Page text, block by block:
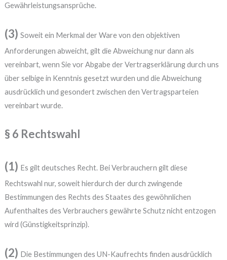
Gewährleistungsansprüche.
(3) Soweit ein Merkmal der Ware von den objektiven
Anforderungen abweicht, gilt die Abweichung nur dann als
vereinbart, wenn Sie vor Abgabe der Vertragserklärung durch uns
über selbige in Kenntnis gesetzt wurden und die Abweichung
ausdrücklich und gesondert zwischen den Vertragsparteien
vereinbart wurde.
§ 6 Rechtswahl
(1) Es gilt deutsches Recht. Bei Verbrauchern gilt diese
Rechtswahl nur, soweit hierdurch der durch zwingende
Bestimmungen des Rechts des Staates des gewöhnlichen
Aufenthaltes des Verbrauchers gewährte Schutz nicht entzogen
wird (Günstigkeitsprinzip).
(2) Die Bestimmungen des UN-Kaufrechts finden ausdrücklich